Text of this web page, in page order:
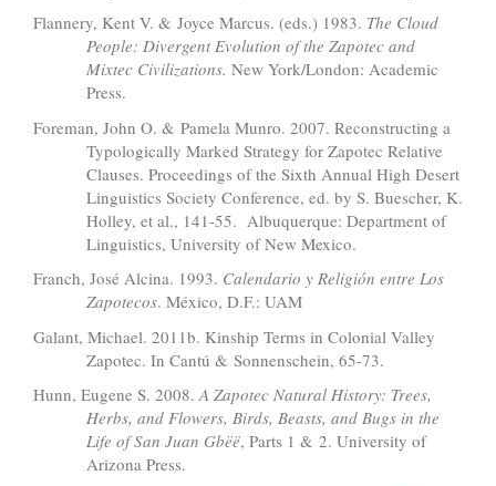
Flannery, Kent V. & Joyce Marcus. (eds.) 1983. The Cloud
People: Divergent Evolution of the Zapotec and
Mixtec Civilizations. New York/London: Academic
Press.
Foreman, John O. & Pamela Munro. 2007. Reconstructing a
Typologically Marked Strategy for Zapotec Relative
Clauses. Proceedings of the Sixth Annual High Desert
Linguistics Society Conference, ed. by S. Buescher, K.
Holley, et al., 141-55. Albuquerque: Department of
Linguistics, University of New Mexico.
Franch, José Alcina. 1993. Calendario y Religión entre Los
Zapotecos. México, D.F.: UAM
Galant, Michael. 2011b. Kinship Terms in Colonial Valley
Zapotec. In Cantú & Sonnenschein, 65-73.
Hunn, Eugene S. 2008.A Zapotec Natural History: Trees,
Herbs, and Flowers, Birds, Beasts, and Bugs in the
Life of San Juan Gbëë, Parts 1 & 2. University of
Arizona Press.